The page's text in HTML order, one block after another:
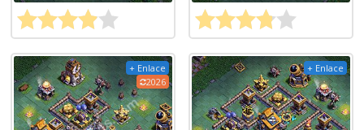
+ Enlace
2026
+ Enlace